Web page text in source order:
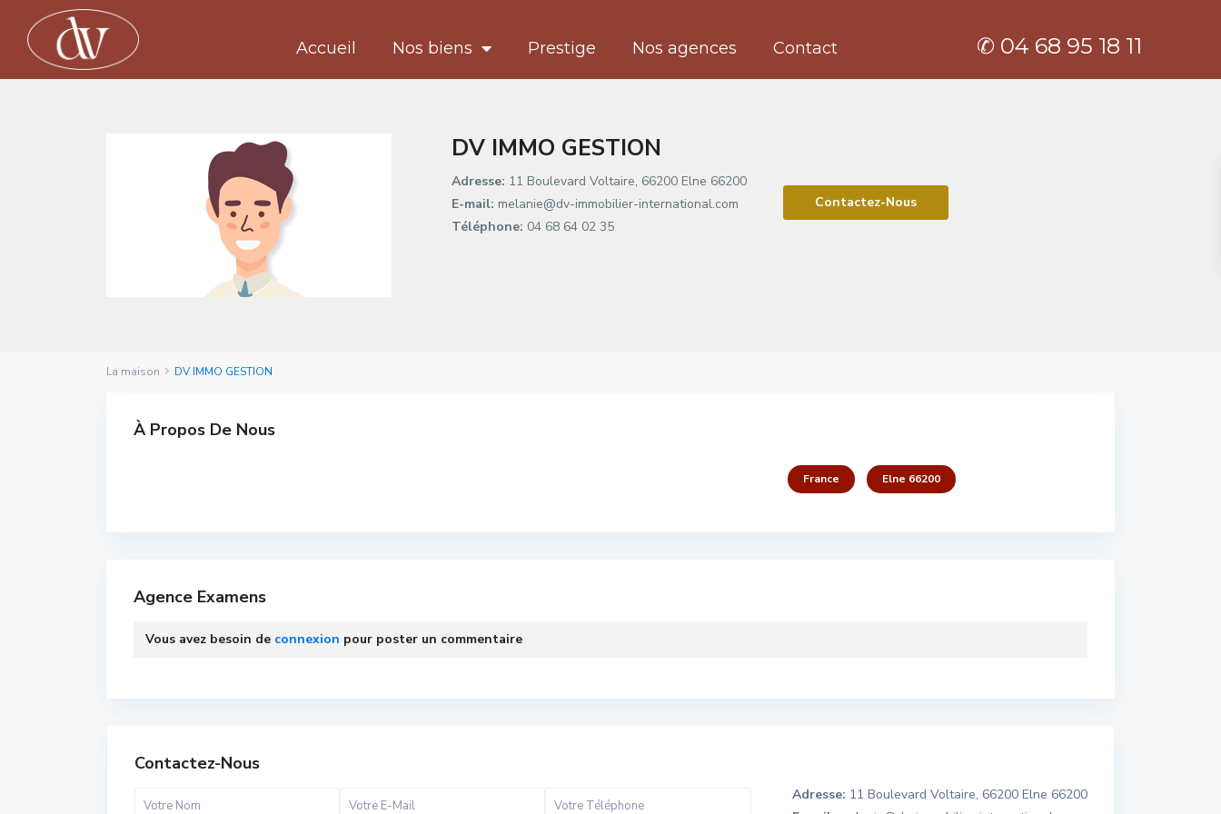
Accueil Nos biens Prestige Nos agences Contact ✆ 04 68 95 18 11
DV IMMO GESTION
Adresse: 11 Boulevard Voltaire, 66200 Elne 66200
E-mail: melanie@dv-immobilier-international.com
Téléphone: 04 68 64 02 35
Contactez-Nous
La maison DV IMMO GESTION
À Propos De Nous
France Elne 66200
Agence Examens
Vous avez besoin de connexion pour poster un commentaire
Contactez-Nous
Adresse: 11 Boulevard Voltaire, 66200 Elne 66200